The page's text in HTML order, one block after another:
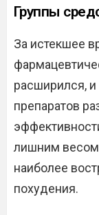
Группы
За истекшее
расширился,
препаратов
лишним
наиболее
похудения.